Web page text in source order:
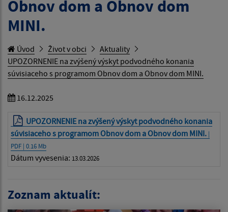
Obnov dom a Obnov dom
MINI.
Úvod Život v obci
Aktuality
UPOZORNENIE na zvýšený výskyt podvodného konania
súvisiaceho s programom Obnov dom a Obnov dom MINI.
16.12.2025
UPOZORNENIE na zvýšený výskyt podvodného konania
súvisiaceho s programom Obnov dom a Obnov dom MINI. |
PDF | 0.16 Mb
Dátum vyvesenia: 13.03.2026
Zoznam aktualít: